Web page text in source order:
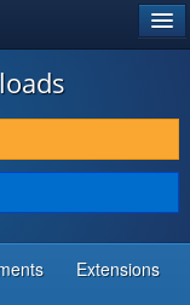
Extensions